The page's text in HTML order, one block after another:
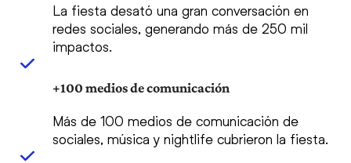
La fiesta desató una gran conversación en
redes sociales, generando más de 250 mil
impactos.
+100 medios de comunicación
Más de 100 medios de comunicación de
sociales, música y nightlife cubrieron la fiesta.